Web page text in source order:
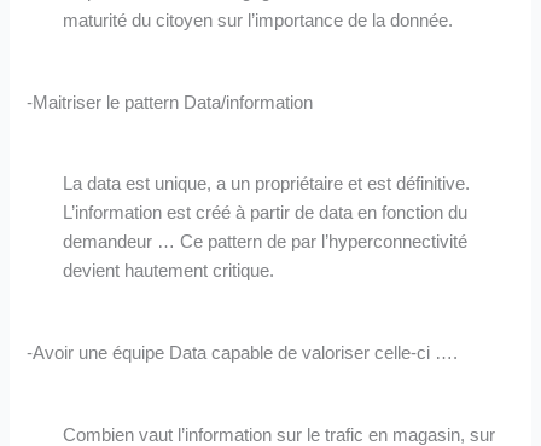
maturité du citoyen sur l’importance de la donnée.
-Maitriser le pattern Data/information
La data est unique, a un propriétaire et est définitive.
L’information est créé à partir de data en fonction du
demandeur … Ce pattern de par l’hyperconnectivité
devient hautement critique.
-Avoir une équipe Data capable de valoriser celle-ci ….
Combien vaut l’information sur le trafic en magasin, sur